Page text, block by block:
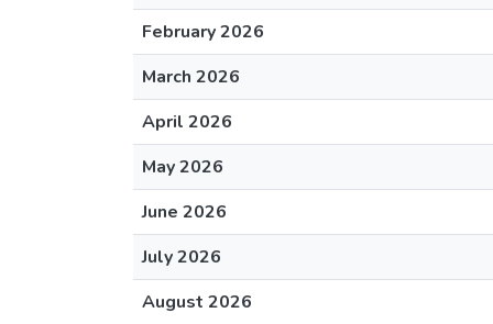
February 2026
March 2026
April 2026
May 2026
June 2026
July 2026
August 2026